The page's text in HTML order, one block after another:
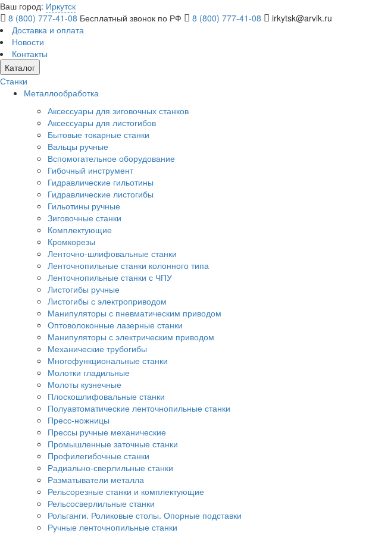
Ваш город: Иркутск
8 (800) 777-41-08 Бесплатный звонок по РФ 8 (800) 777-41-08
irkytsk@arvik.ru
Доставка и оплата
Новости
Контакты
Каталог
Станки
Металлообработка
Аксессуары для зиговочных станков
Аксессуары для листогибов
Бытовые токарные станки
Вальцы ручные
Вспомогательное оборудование
Гибочный инструмент
Гидравлические гильотины
Гидравлические листогибы
Гильотины ручные
Зиговочные станки
Комплектующие
Кромкорезы
Ленточно-шлифовальные станки
Ленточнопильные станки колонного типа
Ленточнопильные станки с ЧПУ
Листогибы ручные
Листогибы с электроприводом
Манипуляторы с пневматическим приводом
Оптоволоконные лазерные станки
Манипуляторы с электрическим приводом
Механические трубогибы
Многофункциональные станки
Молотки гладильные
Молоты кузнечные
Плоскошлифовальные станки
Полуавтоматические ленточнопильные станки
Пресс-ножницы
Прессы ручные механические
Промышленные заточные станки
Профилегибочные станки
Радиально-сверлильные станки
Разматыватели металла
Рельсорезные станки и комплектующие
Рельсосверлильные станки
Рольганги. Роликовые столы. Опорные подставки
Ручные ленточнопильные станки